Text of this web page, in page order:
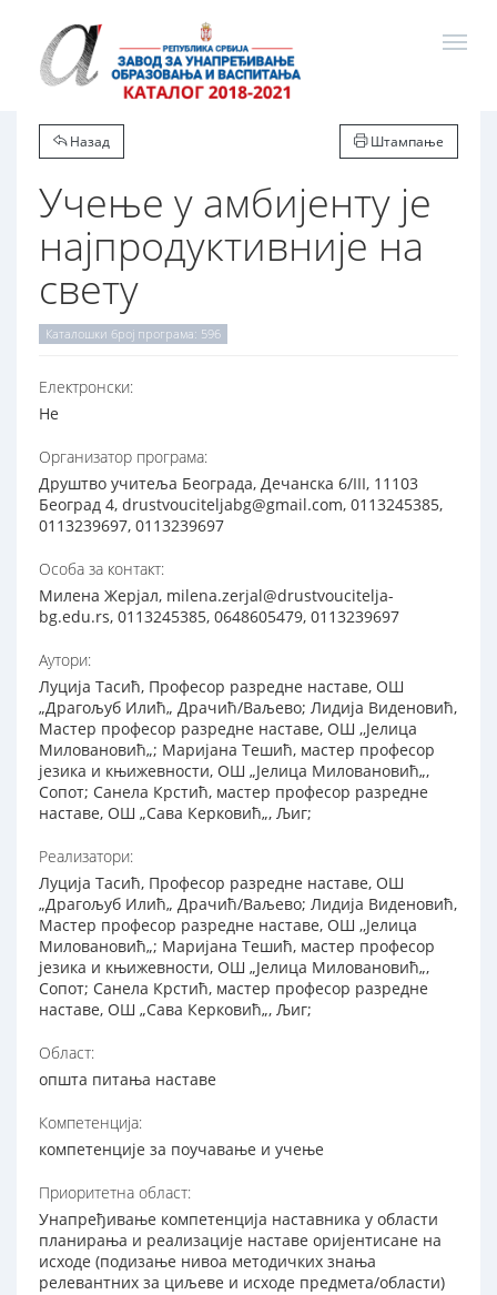
Назад Штампање
Учење у амбијенту је
најпродуктивније на
свету
Каталошки број програма: 596
Електронски:
Не
Организатор програма:
Друштво учитеља Београда, Дечанска 6/III, 11103
Београд 4, drustvouciteljabg@gmail.com, 0113245385,
0113239697, 0113239697
Особа за контакт:
Милена Жерјал, milena.zerjal@drustvoucitelja-
bg.edu.rs, 0113245385, 0648605479, 0113239697
Аутори:
Луција Тасић, Професор разредне наставе, ОШ
„Драгољуб Илић„ Драчић/Ваљево; Лидија Виденовић,
Мастер професор разредне наставе, ОШ ,,Јелица
Миловановић„; Маријана Тешић, мастер професор
језика и књижевности, ОШ „Јелица Миловановић„,
Сопот; Санела Крстић, мастер професор разредне
наставе, ОШ „Сава Керковић„, Љиг;
Реализатори:
Луција Тасић, Професор разредне наставе, ОШ
„Драгољуб Илић„ Драчић/Ваљево; Лидија Виденовић,
Мастер професор разредне наставе, ОШ ,,Јелица
Миловановић„; Маријана Тешић, мастер професор
језика и књижевности, ОШ „Јелица Миловановић„,
Сопот; Санела Крстић, мастер професор разредне
наставе, ОШ „Сава Керковић„, Љиг;
Област:
општа питања наставе
Компетенција:
компетенције за поучавање и учење
Приоритетна област:
Унапређивање компетенција наставника у области
планирања и реализације наставе оријентисане на
исходе (подизање нивоа методичких знања
релевантних за циљеве и исходе предмета/области)